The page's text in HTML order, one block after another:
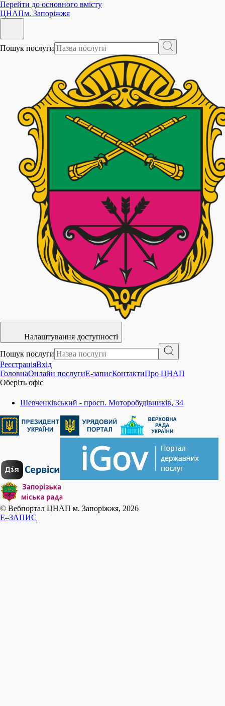
Перейти до основного вмісту
ЦНАПм. Запоріжжя
Пошук послуги
Налаштування доступності
Пошук послуги
РеєстраціяВхід
ГоловнаОнлайн послугиE-записКонтактиПро ЦНАП
Оберіть офіс
Шевченківський - просп. Моторобудівників, 34
© Вебпортал ЦНАП м. Запоріжжя, 2026
E–ЗАПИС